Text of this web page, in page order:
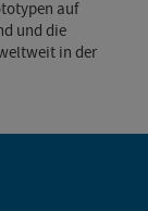
auf
und die
in der